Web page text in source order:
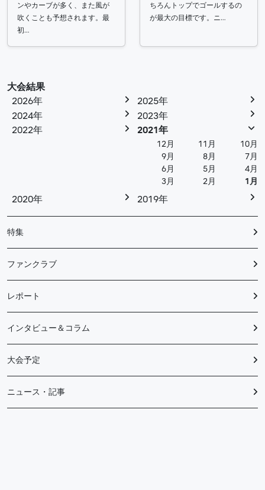
ンやカーブが多く、また風が
吹くことも予想されます。最
初…
ちろんトップでゴールするの
が最大の目標です。ニ…
大会結果
2026年
2025年
2024年
2023年
2022年
2021年
12月 11月
10月
9月
8月
7月
6月
5月
4月
3月
2月 1月
2020年 2019年
特集
ファンクラブ
レポート
インタビュー＆コラム
大会予定
ニュース・記事